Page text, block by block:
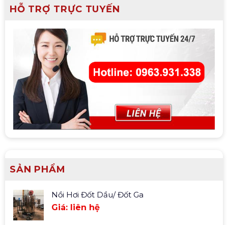
HỖ TRỢ TRỰC TUYẾN
SẢN PHẨM
Nồi Hơi Đốt Dầu/ Đốt Ga
Giá: liên hệ